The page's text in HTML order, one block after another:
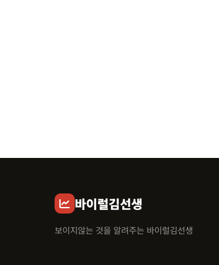
바이럴김선생
보이지않는 것을 알려주는 바이럴김선생